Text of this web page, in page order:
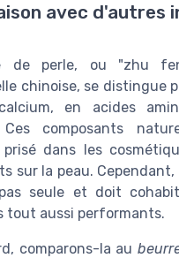
avec d'autres
de perle, ou "zhu
chinoise, se distingue
en acides
Ces composants
dans les
sur la peau. Cependant,
seule et doit
tout aussi performants.
comparons-la au